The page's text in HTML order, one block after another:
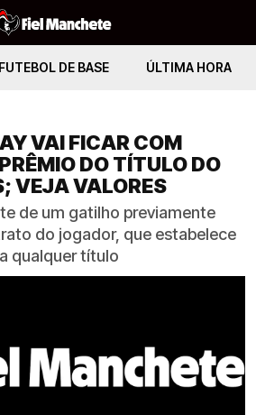
FUTEBOL DE BASE ÚLTIMA HORA
VAI FICAR COM
DO TÍTULO DO
VEJA VALORES
de um gatilho previamente
do jogador, que estabelece
qualquer título